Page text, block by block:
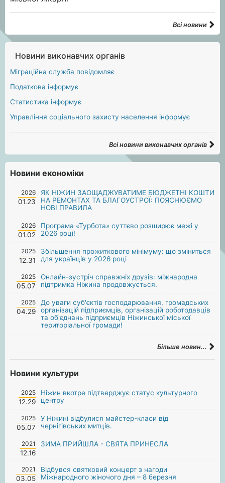
Всі новини
Новини виконавчих органів
Міграційна служба повідомляє
Податкова інформує
Статистика інформує
Управління соціального захисту населення інформує
Всі новини виконавчих органів
Новини економіки
2026
01.23
ЯК НІЖИН ЗАОЩАДЖУВАТИМЕ БЮДЖЕТНІ КОШТИ
НА РЕМОНТАХ ТА БЛАГОУСТРОЇ: ПОЯСНЮЄМО
НОВІ ПРАВИЛА
2026
01.02
Програма «Турбота» суттєво розширює межі у
2026 році!
2025
12.31
Збільшення прожиткового мінімуму: що зміниться
для українців у 2026 році
2025
05.07
Онлайн-зустріч справжніх друзів: міжнародна
підтримка Ніжина продовжується.
2025
04.29
До уваги суб'єктів господарювання, громадських
організацій підприємців, організацій роботодавців
та об'єднань підприємців Ніжинської міської
територіальної громади!
Більше новин...
Новини культури
2025
12.29
Ніжин вкотре підтверджує статус культурного
центру
2025
05.07
У Ніжині відбулися майстер-класи від
чернігівських митців.
2021
12.16
ЗИМА ПРИЙШЛА - СВЯТА ПРИНЕСЛА
2021
03.05
Відбувся святковий концерт з нагоди
Міжнародного жіночого дня – 8 березня